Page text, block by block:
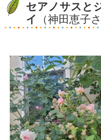
セアノサスと
イ
（神田恵子